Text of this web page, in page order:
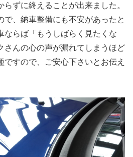
ずに終えることが出来ました。
で、納車整備にも不安があったと
ならば「もうしばらく見たくな
さんの心の声が漏れてしまうほど
ですので、ご安心下さいとお伝え